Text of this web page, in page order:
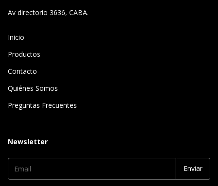
Av directorio 3636, CABA.
Inicio
Productos
Contacto
Quiénes Somos
Preguntas Frecuentes
Newsletter